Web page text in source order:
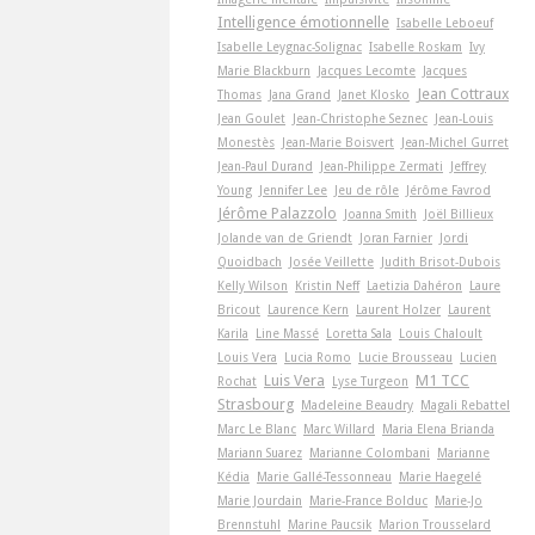
Intelligence émotionnelle Isabelle Leboeuf
Isabelle Leygnac-Solignac Isabelle Roskam Ivy
Marie Blackburn
Jacques Lecomte Jacques
Thomas Jana Grand Janet Klosko Jean Cottraux
Jean Goulet Jean-Christophe Seznec Jean-Louis
Monestès Jean-Marie Boisvert Jean-Michel Gurret
Jean-Paul Durand
Jean-Philippe Zermati
Jeffrey
Young Jennifer Lee Jeu de rôle Jérôme Favrod
Jérôme Palazzolo Joanna Smith
Joël Billieux
Jolande van de Griendt Joran Farnier Jordi
Quoidbach
Josée Veillette Judith Brisot-Dubois
Kelly Wilson
Kristin Neff Laetizia Dahéron
Laure
Bricout Laurence Kern Laurent Holzer Laurent
Karila
Line Massé Loretta Sala
Louis Chaloult
Louis Vera
Lucia Romo Lucie Brousseau
Lucien
Rochat Luis Vera Lyse Turgeon
M1 TCC
Strasbourg Madeleine Beaudry Magali Rebattel
Marc Le Blanc Marc Willard
Maria Elena Brianda
Mariann Suarez Marianne Colombani
Marianne
Kédia
Marie Gallé-Tessonneau
Marie Haegelé
Marie Jourdain
Marie-France Bolduc Marie-Jo
Brennstuhl
Marine Paucsik Marion Trousselard